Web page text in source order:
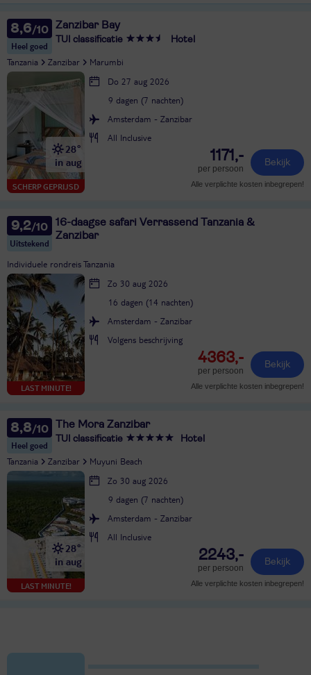
8,6
Heel goed
Zanzibar Bay
TUI classificatie Hotel
Tanzania Zanzibar Marumbi
SCHERP GEPRIJSD
28°
in aug
Do 27 aug 2026
9 dagen (7 nachten)
Amsterdam - Zanzibar
All Inclusive
1171,-
per persoon
Bekijk
Alle verplichte kosten inbegrepen!
9,2
Uitstekend
16-daagse safari Verrassend Tanzania &
Zanzibar
Individuele rondreis Tanzania
LAST MINUTE!
Zo 30 aug 2026
16 dagen (14 nachten)
Amsterdam - Zanzibar
Volgens beschrijving
4363,-
per persoon
Bekijk
Alle verplichte kosten inbegrepen!
8,8
Heel goed
The Mora Zanzibar
TUI classificatie Hotel
Tanzania Zanzibar Muyuni Beach
LAST MINUTE!
28°
in aug
Zo 30 aug 2026
9 dagen (7 nachten)
Amsterdam - Zanzibar
All Inclusive
2243,-
per persoon
Bekijk
Alle verplichte kosten inbegrepen!